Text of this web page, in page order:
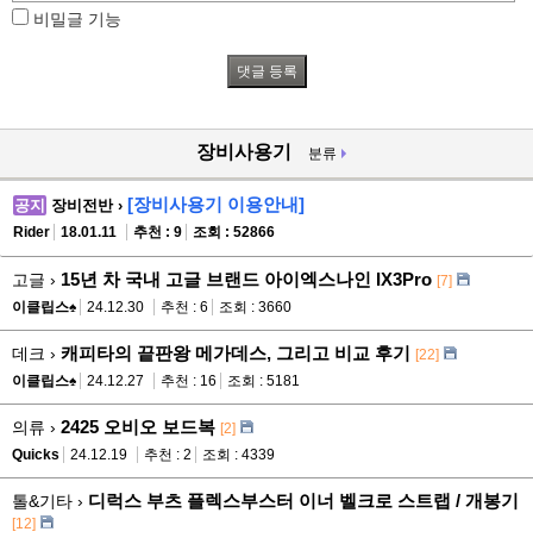
비밀글 기능
장비사용기 분류
공지 장비전반 › [장비사용기 이용안내]
Rider 18.01.11 추천 : 9 조회 : 52866
고글 › 15년 차 국내 고글 브랜드 아이엑스나인 IX3Pro [7]
이클립스♠
24.12.30 추천 : 6 조회 : 3660
데크 › 캐피타의 끝판왕 메가데스, 그리고 비교 후기 [22]
이클립스♠
24.12.27 추천 : 16 조회 : 5181
의류 › 2425 오비오 보드복 [2]
Quicks
24.12.19 추천 : 2 조회 : 4339
톨&기타 › 디럭스 부츠 플렉스부스터 이너 벨크로 스트랩 / 개봉기
[12]